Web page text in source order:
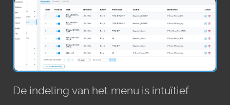
De indeling van het menu is intuïtief